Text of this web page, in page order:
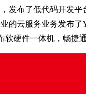
发布了低代码开发
的云服务业务发布
硬件一体机，畅捷